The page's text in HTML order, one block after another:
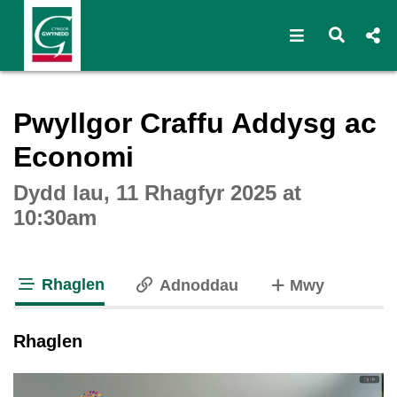
Open Open
Pwyllgor Craffu Addysg ac
Economi
Dydd Iau, 11 Rhagfyr 2025 at
10:30am
Rhaglen Adnoddau Mwyo dabiau
Rhaglen